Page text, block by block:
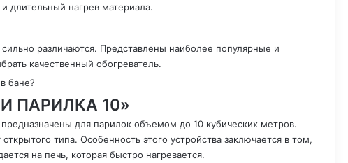
длительный нагрев материала.
различаются. Представлены наиболее популярные и
качественный обогреватель.
ПАРИЛКА 10»
для парилок объемом до 10 кубических метров.
типа. Особенность этого устройства заключается в том,
на печь, которая быстро нагревается.